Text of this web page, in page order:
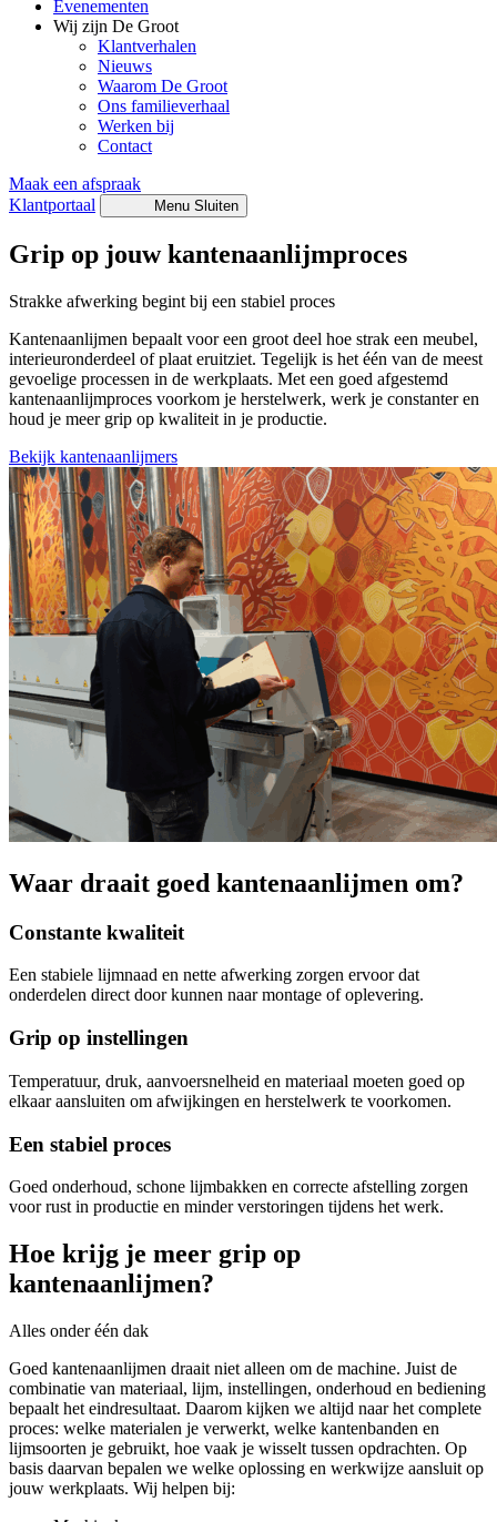
Evenementen
Wij zijn De Groot
Klantverhalen
Nieuws
Waarom De Groot
Ons familieverhaal
Werken bij
Contact
Maak een afspraak
Klantportaal
Menu Sluiten
Grip op jouw kantenaanlijmproces
Strakke afwerking begint bij een stabiel proces
Kantenaanlijmen bepaalt voor een groot deel hoe strak een meubel,
interieuronderdeel of plaat eruitziet. Tegelijk is het één van de meest
gevoelige processen in de werkplaats. Met een goed afgestemd
kantenaanlijmproces voorkom je herstelwerk, werk je constanter en
houd je meer grip op kwaliteit in je productie.
Bekijk kantenaanlijmers
Waar draait goed kantenaanlijmen om?
Constante kwaliteit
Een stabiele lijmnaad en nette afwerking zorgen ervoor dat
onderdelen direct door kunnen naar montage of oplevering.
Grip op instellingen
Temperatuur, druk, aanvoersnelheid en materiaal moeten goed op
elkaar aansluiten om afwijkingen en herstelwerk te voorkomen.
Een stabiel proces
Goed onderhoud, schone lijmbakken en correcte afstelling zorgen
voor rust in productie en minder verstoringen tijdens het werk.
Hoe krijg je meer grip op
kantenaanlijmen?
Alles onder één dak
Goed kantenaanlijmen draait niet alleen om de machine. Juist de
combinatie van materiaal, lijm, instellingen, onderhoud en bediening
bepaalt het eindresultaat. Daarom kijken we altijd naar het complete
proces: welke materialen je verwerkt, welke kantenbanden en
lijmsoorten je gebruikt, hoe vaak je wisselt tussen opdrachten. Op
basis daarvan bepalen we welke oplossing en werkwijze aansluit op
jouw werkplaats. Wij helpen bij: